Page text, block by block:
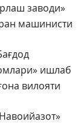
заводи»
машинисти
ишлаб
вилояти